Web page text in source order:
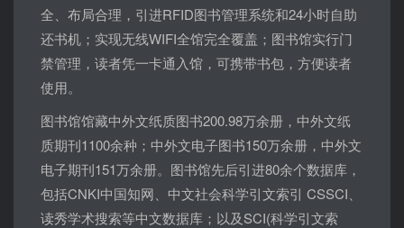
全、布局合理，引进RFID图书管理系统和24小时自助
还书机；实现无线WIFI全馆完全覆盖；图书馆实行门
禁管理，读者凭一卡通入馆，可携带书包，方便读者
使用。
图书馆馆藏中外文纸质图书200.98万余册，中外文纸
质期刊1100余种；中外文电子图书150万余册，中外文
电子期刊151万余册。图书馆先后引进80余个数据库，
包括CNKI中国知网、中文社会科学引文索引 CSSCI
读秀学术搜索等中文数据库；以及SCI(科学引文索